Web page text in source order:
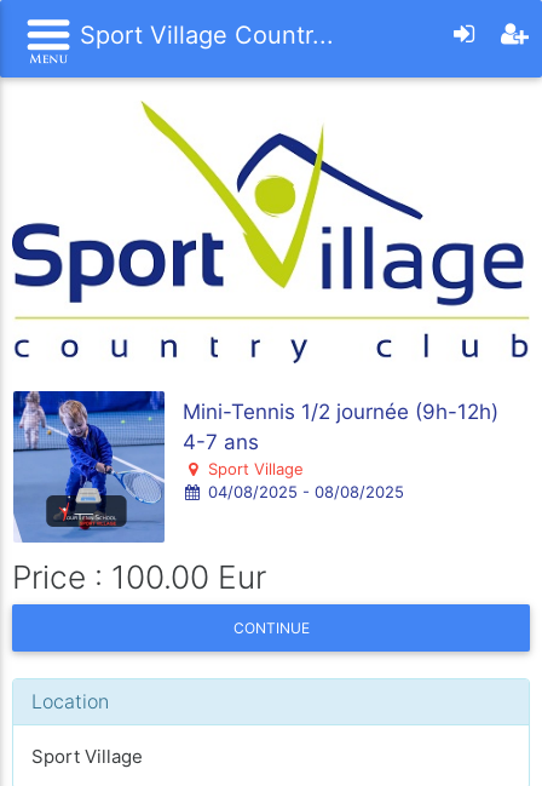
Sport Village Countr...
Mini-Tennis 1/2 journée (9h-12h)
4-7 ans
Sport Village
04/08/2025 - 08/08/2025
Price : 100.00 Eur
CONTINUE
Location
Sport Village